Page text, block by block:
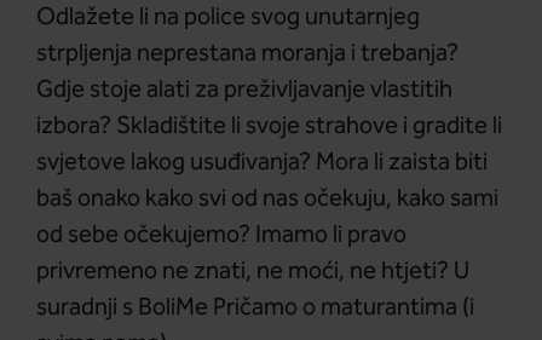
Odlažete li na police svog unutarnjeg
strpljenja neprestana moranja i trebanja?
Gdje stoje alati za preživljavanje vlastitih
izbora? Skladištite li svoje strahove i gradite li
svjetove lakog usuđivanja? Mora li zaista biti
baš onako kako svi od nas očekuju, kako sami
od sebe očekujemo? Imamo li pravo
privremeno ne znati, ne moći, ne htjeti? U
suradnji s BoliMe Pričamo o maturantima (i